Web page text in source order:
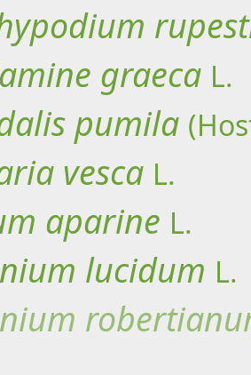
graeca L.
pumila
vesca L.
aparine L.
lucidum L.